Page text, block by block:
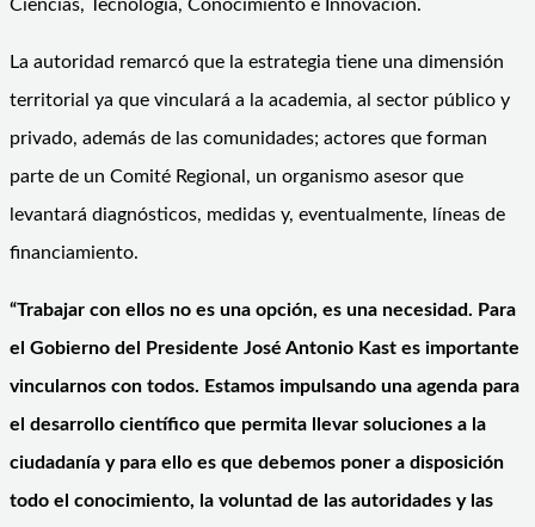
Ciencias, Tecnología, Conocimiento e Innovación.
La autoridad remarcó que la estrategia tiene una dimensión
territorial ya que vinculará a la academia, al sector público y
privado, además de las comunidades; actores que forman
parte de un Comité Regional, un organismo asesor que
levantará diagnósticos, medidas y, eventualmente, líneas de
financiamiento.
“Trabajar con ellos no es una opción, es una necesidad. Para
el Gobierno del Presidente José Antonio Kast es importante
vincularnos con todos. Estamos impulsando una agenda para
el desarrollo científico que permita llevar soluciones a la
ciudadanía y para ello es que debemos poner a disposición
todo el conocimiento, la voluntad de las autoridades y las